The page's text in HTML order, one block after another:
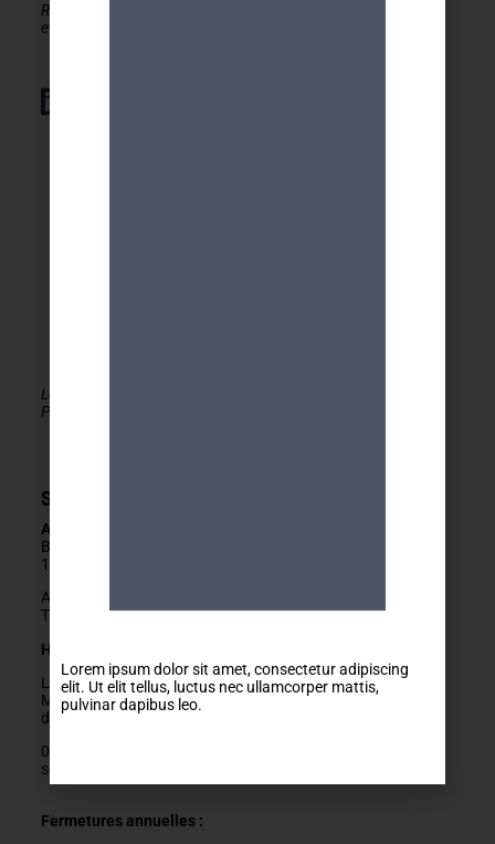
Rester en forme, créatif
et autonome après 50 ans !
Le MDA Genève - Activités 50+ est membre de la
PLATEFORME du réseau seniors Genève
Secrétariat
Adresse
Boulevard Carl-Vogt 2
1205 Genève
Arrêts Jonction ou Ste-Clotilde
Tram 14, Bus 2/11/19/32/80
Horaires
Lundis fermés
Mardis au vendredis
de
9h
022 329 83 84
secretariat@mda-geneve.ch
Fermetures annuelles :
Lorem ipsum dolor sit amet, consectetur adipiscing
elit. Ut elit tellus, luctus nec ullamcorper mattis,
pulvinar dapibus leo.